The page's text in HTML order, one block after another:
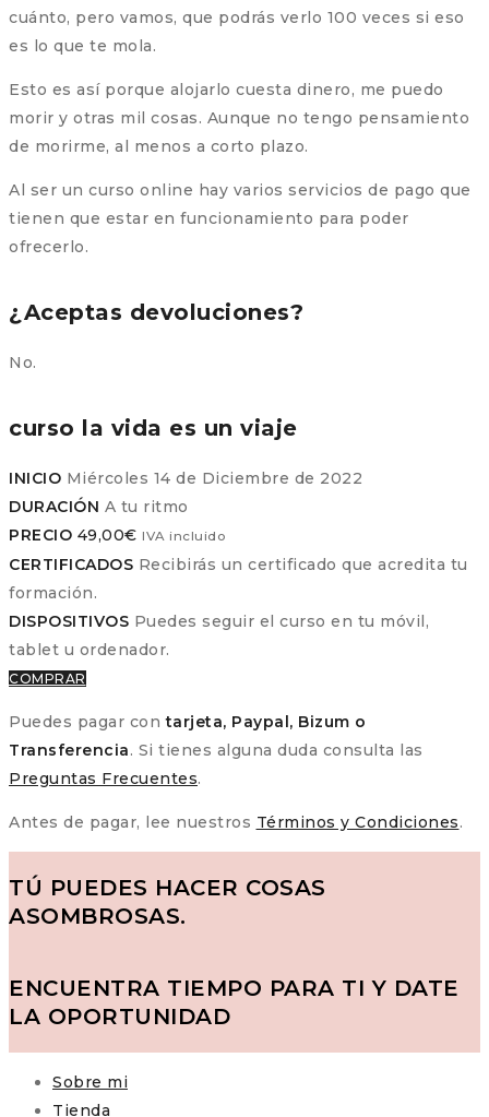
cuánto, pero vamos, que podrás verlo 100 veces si eso
es lo que te mola.
Esto es así porque alojarlo cuesta dinero, me puedo
morir y otras mil cosas. Aunque no tengo pensamiento
de morirme, al menos a corto plazo.
Al ser un curso online hay varios servicios de pago que
tienen que estar en funcionamiento para poder
ofrecerlo.
¿Aceptas devoluciones?
No.
curso la vida es un viaje
INICIO Miércoles 14 de Diciembre de 2022
DURACIÓN A tu ritmo
PRECIO 49,00€ IVA incluido
CERTIFICADOS Recibirás un certificado que acredita tu
formación.
DISPOSITIVOS Puedes seguir el curso en tu móvil,
tablet u ordenador.
COMPRAR
Puedes pagar contarjeta, Paypal, Bizum o
Transferencia. Si tienes alguna duda consulta las
Preguntas Frecuentes.
Antes de pagar, lee nuestros Términos y Condiciones.
TÚ PUEDES HACER COSAS
ASOMBROSAS.
ENCUENTRA TIEMPO PARA TI Y DATE
LA OPORTUNIDAD
Sobre mi
Tienda